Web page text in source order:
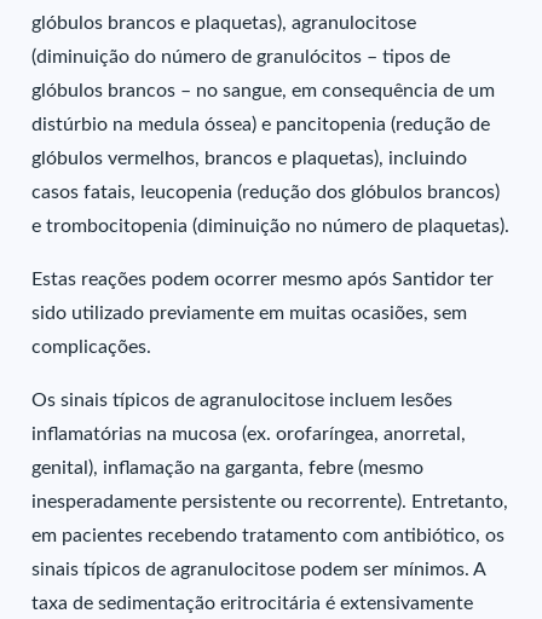
glóbulos brancos e plaquetas), agranulocitose
(diminuição do número de granulócitos – tipos de
glóbulos brancos – no sangue, em consequência de um
distúrbio na medula óssea) e pancitopenia (redução de
glóbulos vermelhos, brancos e plaquetas), incluindo
casos fatais, leucopenia (redução dos glóbulos brancos)
e trombocitopenia (diminuição no número de plaquetas).
Estas reações podem ocorrer mesmo após Santidor ter
sido utilizado previamente em muitas ocasiões, sem
complicações.
Os sinais típicos de agranulocitose incluem lesões
inflamatórias na mucosa (ex. orofaríngea, anorretal,
genital), inflamação na garganta, febre (mesmo
inesperadamente persistente ou recorrente). Entretanto,
em pacientes recebendo tratamento com antibiótico, os
sinais típicos de agranulocitose podem ser mínimos. A
taxa de sedimentação eritrocitária é extensivamente